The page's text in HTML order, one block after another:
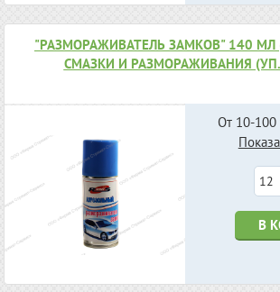
"РАЗМОРАЖИВАТЕЛЬ ЗАМКОВ" 140 МЛ
СМАЗКИ И РАЗМОРАЖИВАНИЯ
От 10-100
В